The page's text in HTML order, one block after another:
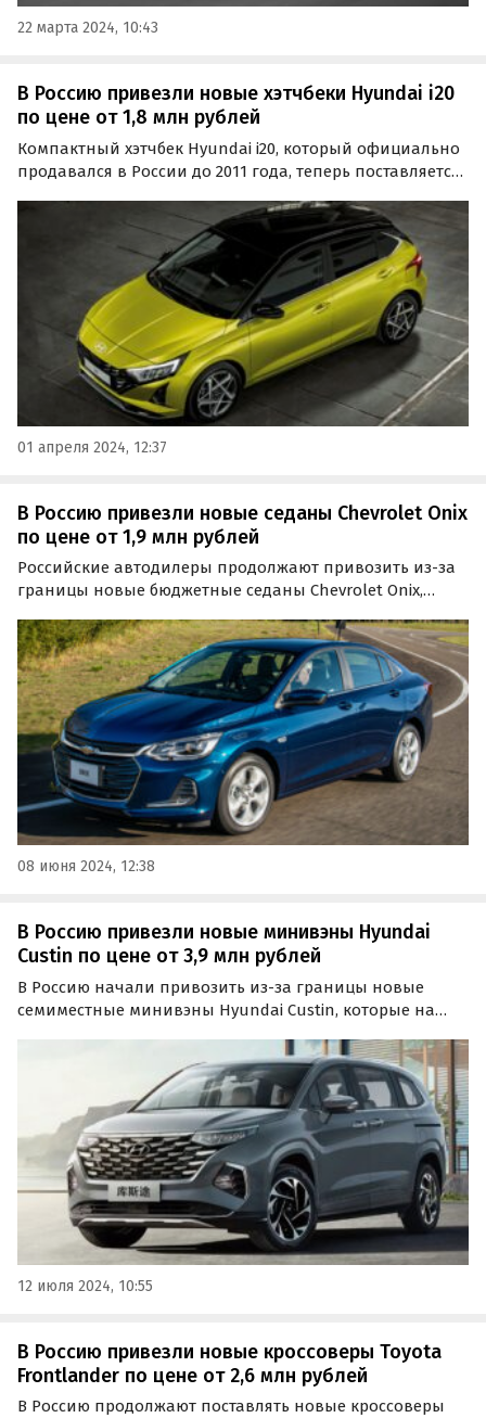
22 марта 2024, 10:43
В Россию привезли новые хэтчбеки Hyundai i20
по цене от 1,8 млн рублей
Компактный хэтчбек Hyundai i20, который официально
продавался в России до 2011 года, теперь поставляется
Цены на эти машины на одном из классифайдов
стартуют от 1 800 000 рублей, пишут «Автоновости дня».
01 апреля 2024, 12:37
В Россию привезли новые седаны Chevrolet Onix
по цене от 1,9 млн рублей
Российские автодилеры продолжают привозить из-за
границы новые бюджетные седаны Chevrolet Onix,
«четырехдверкам» этого класса.
08 июня 2024, 12:38
В Россию привезли новые минивэны Hyundai
Custin по цене от 3,9 млн рублей
В Россию начали привозить из-за границы новые
семиместные минивэны Hyundai Custin, которые на
Custo. Сегодня их «по-серому» поставляют к нам
дилеры, специализированные компании и частные
продавцы…
12 июля 2024, 10:55
В Россию привезли новые кроссоверы Toyota
Frontlander по цене от 2,6 млн рублей
В Россию продолжают поставлять новые кроссоверы